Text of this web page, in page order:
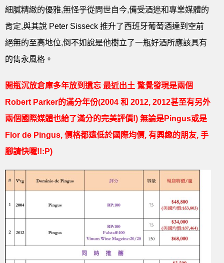
細膩精緻的優雅,無怪乎從問世自今,備受酒迷和專業媒體的
肯定,與其說 Peter Sisseck 推升了西班牙葡萄酒達到空前
絕無的至高地位,倒不如說是他樹立了一瓶好酒所應該具有
的雋永風格。
開瓶沉放倉庫多年放到遺忘 最近出土 驚覺發現是兩個
Robert Parker的滿分年份(2004 和 2012, 2012甚至有另外
兩個國際媒體也給了滿分的完美評價!) 無論是Pingus或是
Flor de Pingus, 價格都遠低於國際均價, 有興趣的朋友, 手
腳請快囉!!:P)